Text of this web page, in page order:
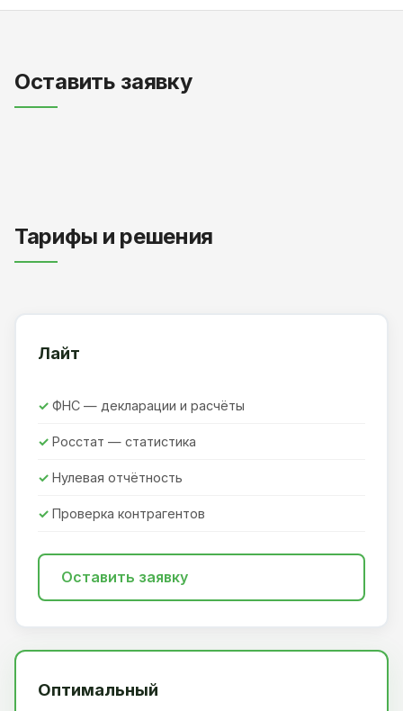
Оставить заявку
Тарифы и решения
Лайт
ФНС — декларации и расчёты
Росстат — статистика
Нулевая отчётность
Проверка контрагентов
Оставить заявку
Оптимальный